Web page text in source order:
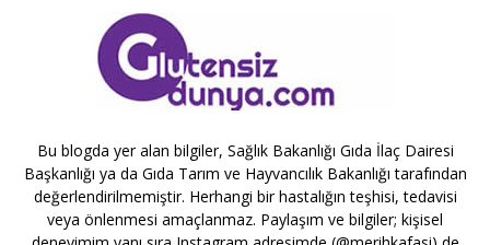
Bu blogda yer alan bilgiler, Sağlık Bakanlığı Gıda İlaç Dairesi
Başkanlığı ya da Gıda Tarım ve Hayvancılık Bakanlığı tarafından
değerlendirilmemiştir. Herhangi bir hastalığın teşhisi, tedavisi
veya önlenmesi amaçlanmaz. Paylaşım ve bilgiler; kişisel